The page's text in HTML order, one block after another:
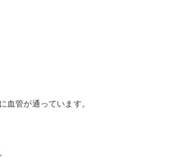
血管が通っています。